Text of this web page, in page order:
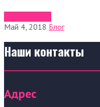
Май 4, 2018 Блог
Наши контакты
Адрес